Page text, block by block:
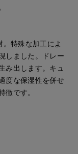
特殊な加工によ
しました。ドレー
み出します。キュ
度な保湿性を併せ
徴です。